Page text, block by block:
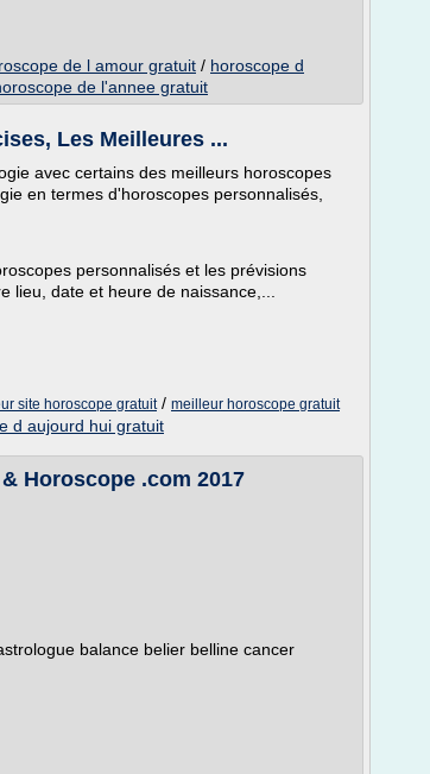
de l amour gratuit / horoscope d
de l'annee gratuit
Les Meilleures ...
avec certains des meilleurs horoscopes
en termes d'horoscopes personnalisés,
personnalisés et les prévisions
lieu, date et heure de naissance,...
site horoscope gratuit/ meilleur horoscope gratuit
d aujourd hui gratuit
Horoscope .com 2017
balance belier belline cancer